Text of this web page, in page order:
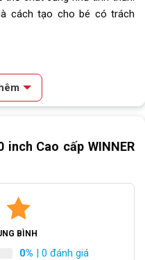
cách tạo cho bé có trách
Cao cấp WINNER
BÌNH
0% | 0 đánh giá